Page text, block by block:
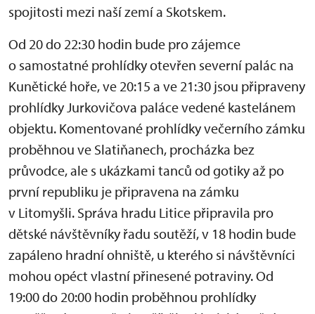
spojitosti mezi naší zemí a Skotskem.
Od 20 do 22:30 hodin bude pro zájemce
o samostatné prohlídky otevřen severní palác na
Kunětické hoře, ve 20:15 a ve 21:30 jsou připraveny
prohlídky Jurkovičova paláce vedené kastelánem
objektu. Komentované prohlídky večerního zámku
proběhnou ve Slatiňanech, procházka bez
průvodce, ale s ukázkami tanců od gotiky až po
první republiku je připravena na zámku
v Litomyšli. Správa hradu Litice připravila pro
dětské návštěvníky řadu soutěží, v 18 hodin bude
zapáleno hradní ohniště, u kterého si návštěvníci
mohou opéct vlastní přinesené potraviny. Od
19:00 do 20:00 hodin proběhnou prohlídky